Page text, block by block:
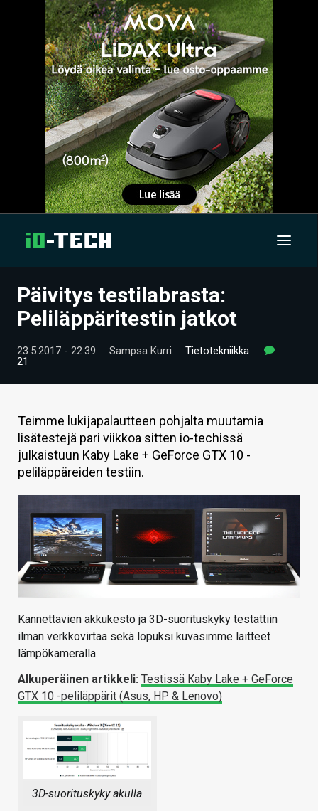
UUTISET
VIDEOT
TIETOA
HINTA.FI
VAIHDA TEEMA
HAKU
Päivitys testilabrasta:
Peliläppäritestin jatkot
23.5.2017 - 22:39 Sampsa Kurri
Tietotekniikka
21
Teimme lukijapalautteen pohjalta muutamia
lisätestejä pari viikkoa sitten io-techissä
julkaistuun Kaby Lake + GeForce GTX 10 -
peliläppäreiden testiin.
Kannettavien akkukesto ja 3D-suorituskyky testattiin
ilman verkkovirtaa sekä lopuksi kuvasimme laitteet
lämpökameralla.
Alkuperäinen artikkeli: Testissä Kaby Lake + GeForce
GTX 10 -peliläppärit (Asus, HP & Lenovo)
3D-suorituskyky akulla